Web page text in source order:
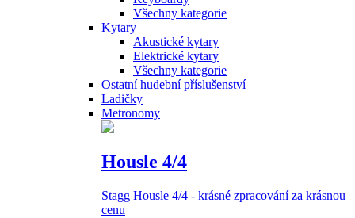
Všechny kategorie
Kytary
Akustické kytary
Elektrické kytary
Všechny kategorie
Ostatní hudební příslušenství
Ladičky
Metronomy
Housle 4/4
Stagg Housle 4/4 - krásné zpracování za krásnou
cenu